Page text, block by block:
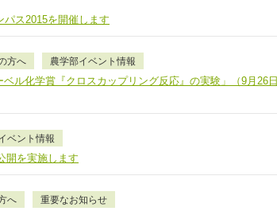
ス2015を開催します
方へ 農学部イベント情報
ル化学賞『クロスカップリング反応』の実験」（9月26日
ベント情報
開を実施します
へ 重要なお知らせ